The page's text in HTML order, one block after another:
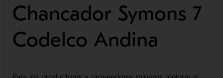
Chancador Symons 7
Codelco Andina